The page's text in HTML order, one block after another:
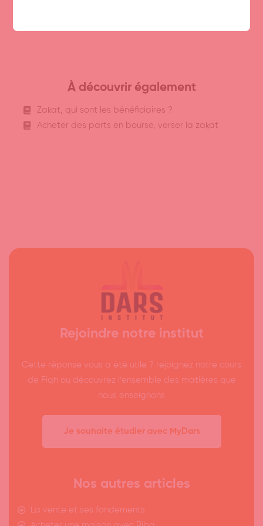
À découvrir également
Zakat, qui sont les bénéficiaires ?
Acheter des parts en bourse, verser la zakat
Rejoindre notre institut
Cette réponse vous a été utile ? rejoignez notre cours
de Fiqh ou découvrez l’ensemble des matières que
nous enseignons
Je souhaite étudier avec MyDars
Nos autres articles
La vente et ses fondements